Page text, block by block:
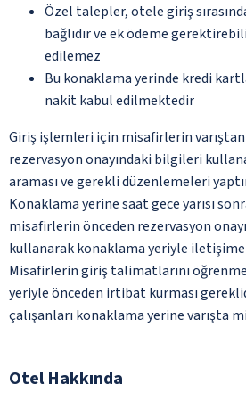
Özel talepler, otele giriş
bağlıdır ve ek ödeme
edilemez
Bu konaklama yerinde kredi
nakit kabul edilmektedir
Giriş işlemleri için misafirlerin varıştan
rezervasyon onayındaki bilgileri
araması ve gerekli düzenlemeleri
Konaklama yerine saat gece yarısı
misafirlerin önceden rezervasyon
kullanarak konaklama yeriyle
Misafirlerin giriş talimatlarını
yeriyle önceden irtibat kurması
çalışanları konaklama yerine varışta
Otel Hakkında